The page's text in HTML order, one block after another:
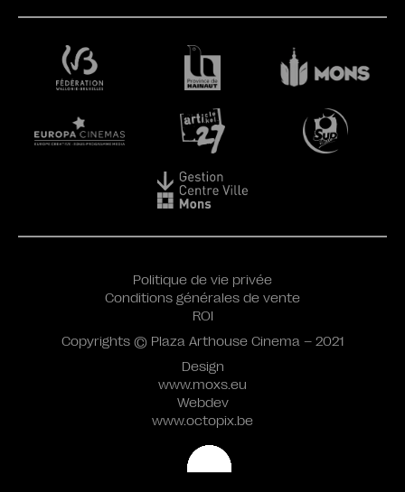
Design
www.moxs.eu
Webdev
www.octopix.be
Politique de vie privée
Conditions générales de vente
ROI
Copyrights © Plaza Arthouse Cinema – 2021